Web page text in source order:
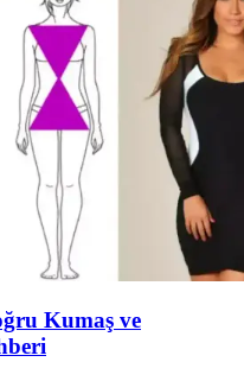
Kumaş ve